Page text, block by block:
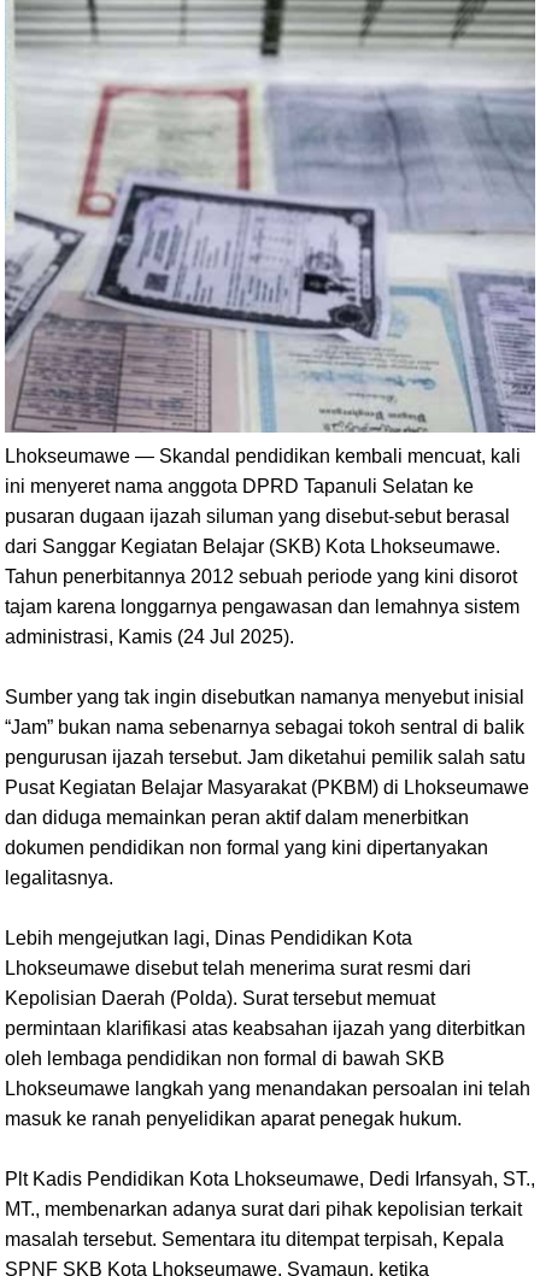
Lhokseumawe — Skandal pendidikan kembali mencuat, kali
ini menyeret nama anggota DPRD Tapanuli Selatan ke
pusaran dugaan ijazah siluman yang disebut-sebut berasal
dari Sanggar Kegiatan Belajar (SKB) Kota Lhokseumawe.
Tahun penerbitannya 2012 sebuah periode yang kini disorot
tajam karena longgarnya pengawasan dan lemahnya sistem
administrasi, Kamis (24 Jul 2025).
Sumber yang tak ingin disebutkan namanya menyebut inisial
“Jam” bukan nama sebenarnya sebagai tokoh sentral di balik
pengurusan ijazah tersebut. Jam diketahui pemilik salah satu
Pusat Kegiatan Belajar Masyarakat (PKBM) di Lhokseumawe
dan diduga memainkan peran aktif dalam menerbitkan
dokumen pendidikan non formal yang kini dipertanyakan
legalitasnya.
Lebih mengejutkan lagi, Dinas Pendidikan Kota
Lhokseumawe disebut telah menerima surat resmi dari
Kepolisian Daerah (Polda). Surat tersebut memuat
permintaan klarifikasi atas keabsahan ijazah yang diterbitkan
oleh lembaga pendidikan non formal di bawah SKB
Lhokseumawe langkah yang menandakan persoalan ini telah
masuk ke ranah penyelidikan aparat penegak hukum.
Plt Kadis Pendidikan Kota Lhokseumawe, Dedi Irfansyah, ST.,
MT., membenarkan adanya surat dari pihak kepolisian terkait
masalah tersebut. Sementara itu ditempat terpisah, Kepala
SPNF SKB Kota Lhokseumawe, Syamaun, ketika